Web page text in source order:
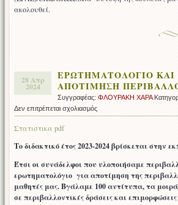
ακολουθεί.
28 Απρ
2024
ΕΡΩΤΗΜΑΤΟΛΟΓΙΟ ΚΑΙ
ΑΠΟΤΙΜΗΣΗ
Συγγραφέας: ΦΛΟΥΡΑΚΗ ΧΑΡΑ
Δεν επιτρέπεται σχολιασμόςστο
ΕΡΩΤΗΜΑΤΟΛΟΓΙΟ
ΣΟΙΧΕΙΑ
ΓΙΑ
ΑΠΟΤΙΜΗΣΗ
ΠΕΡΙΒΑΛΛΟΝΤΙΚΩΝ
ΔΡΑΣΕΩΝ
Στατιστικα pdf
Το διδακτικό έτος 2023-2024 βρίσκεται στην
Έτσι οι συνάδελφοι που υλοποιήσαμε
ερωτηματολόγιο για αποτίμηση της
μαθητές μας. Βγάλαμε 100 αντίτυπα, τα
σε περιβαλλοντικές δράσεις και